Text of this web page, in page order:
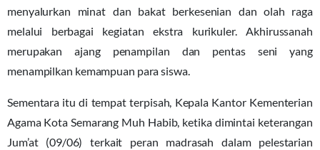
menyalurkan minat dan bakat berkesenian dan olah raga
melalui berbagai kegiatan ekstra kurikuler. Akhirussanah
merupakan ajang penampilan dan pentas seni yang
menampilkan kemampuan para siswa.
Sementara itu di tempat terpisah, Kepala Kantor Kementerian
Agama Kota Semarang Muh Habib, ketika dimintai keterangan
Jum’at (09/06) terkait peran madrasah dalam pelestarian